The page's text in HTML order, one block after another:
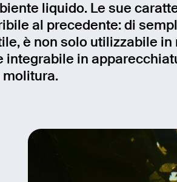
liquido. Le sue
al precedente: di
è non solo utilizzabile
integrabile in
molitura.
Message